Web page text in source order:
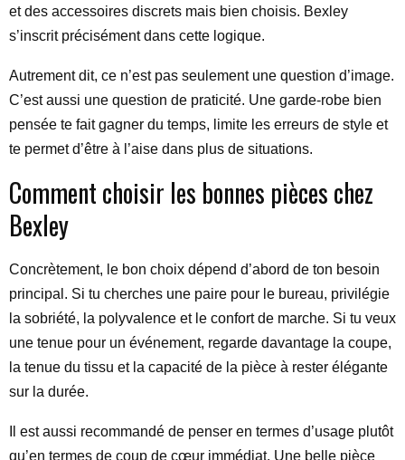
et des accessoires discrets mais bien choisis. Bexley
s’inscrit précisément dans cette logique.
Autrement dit, ce n’est pas seulement une question d’image.
C’est aussi une question de praticité. Une garde-robe bien
pensée te fait gagner du temps, limite les erreurs de style et
te permet d’être à l’aise dans plus de situations.
Comment choisir les bonnes pièces chez
Bexley
Concrètement, le bon choix dépend d’abord de ton besoin
principal. Si tu cherches une paire pour le bureau, privilégie
la sobriété, la polyvalence et le confort de marche. Si tu veux
une tenue pour un événement, regarde davantage la coupe,
la tenue du tissu et la capacité de la pièce à rester élégante
sur la durée.
Il est aussi recommandé de penser en termes d’usage plutôt
qu’en termes de coup de cœur immédiat. Une belle pièce